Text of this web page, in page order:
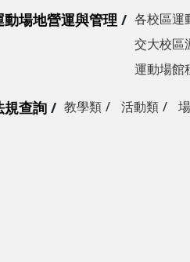
動場地營運與管理 各校區運
交大校區
運動場館
規查詢 教學類 活動類